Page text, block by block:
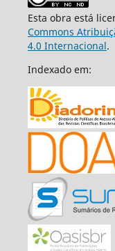
Esta obra está
Commons
4.0 Internacional.
Indexado em: